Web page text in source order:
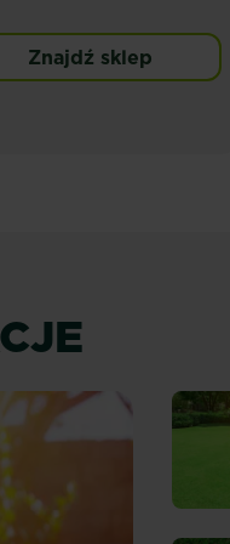
Znajdź sklep